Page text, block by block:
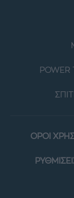
POWER
ΣΠΙΤΙ
ΟΡΟΙ